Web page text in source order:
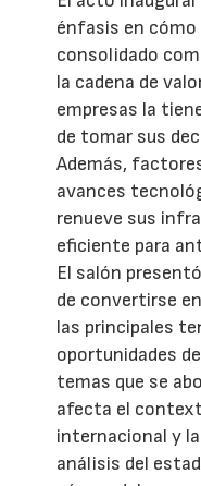
énfasis en
consolidado
la cadena de
empresas la
de tomar sus
Además,
avances
renueve sus
eficiente para
El salón
de convertirse
las principales
oportunidades
temas que se
afecta el
internacional y
análisis del